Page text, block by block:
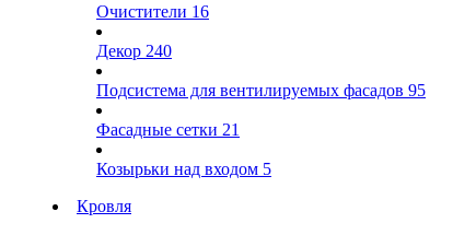
Очистители 16
Декор 240
Подсистема для вентилируемых фасадов 95
Фасадные сетки 21
Козырьки над входом 5
Кровля